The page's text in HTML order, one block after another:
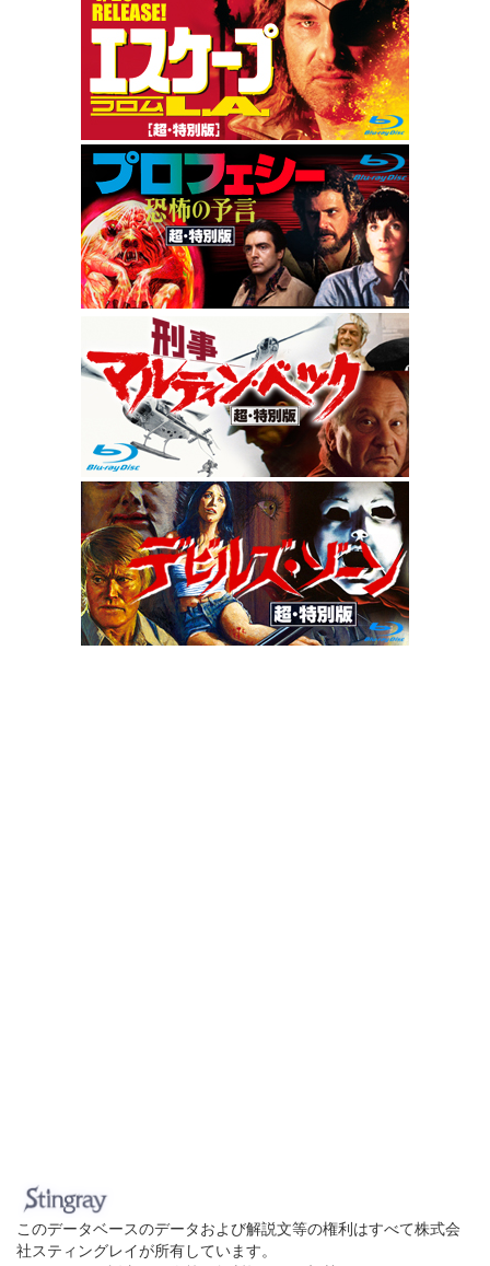
このデータベースのデータおよび解説文等の権利はすべて株式会
社スティングレイが所有しています。